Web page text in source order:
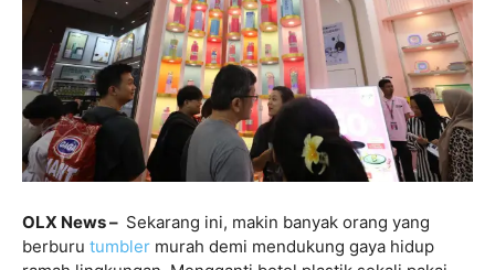
OLX News – Sekarang ini, makin banyak orang yang
berburu tumbler murah demi mendukung gaya hidup